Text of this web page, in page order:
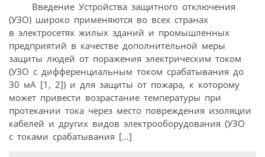
Введение Устройства защитного отключения
(УЗО) широко применяются во всех странах
в электросетях жилых зданий и промышленных
предприятий в качестве дополнительной меры
защиты людей от поражения электрическим током
(УЗО с дифференциальным током срабатывания до
30 мА [1, 2]) и для защиты от пожара, к которому
может привести возрастание температуры при
протекании тока через место повреждения изоляции
кабелей и других видов электрооборудования (УЗО
с токами срабатывания […]